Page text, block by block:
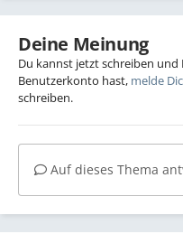
Deine Meinung
Du kannst jetzt schreiben und
Benutzerkonto hast, melde
schreiben.
Auf dieses Thema